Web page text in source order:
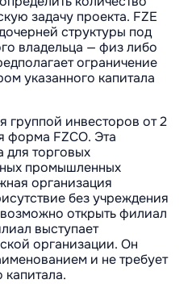
задачу проекта. FZE
структуры под
владельца — физ либо
ограничение
указанного капитала
группой инвесторов от 2
форма FZCO. Эта
для торговых
промышленных
организация
без учреждения
открыть филиал
выступает
организации. Он
и не требует